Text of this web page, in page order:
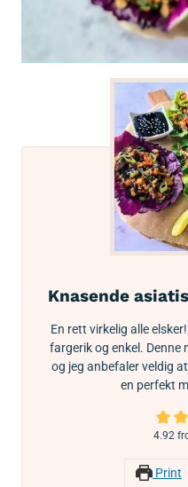
Rød spisskål med
Knasende
En rett virkelig alle
fargerik og enkel. Denne
og jeg anbefaler veldig
en perfekt
4.92
Print